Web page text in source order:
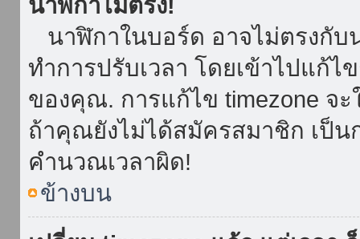
นาฬิกาในบอร์ด อาจไม่ตรงกั
ทำการปรับเวลา โดยเข้าไปแก้
ของคุณ. การแก้ไข timezone จ
ถ้าคุณยังไม่ได้สมัครสมาชิก เป็
คำนวณเวลาผิด!
ข้างบน